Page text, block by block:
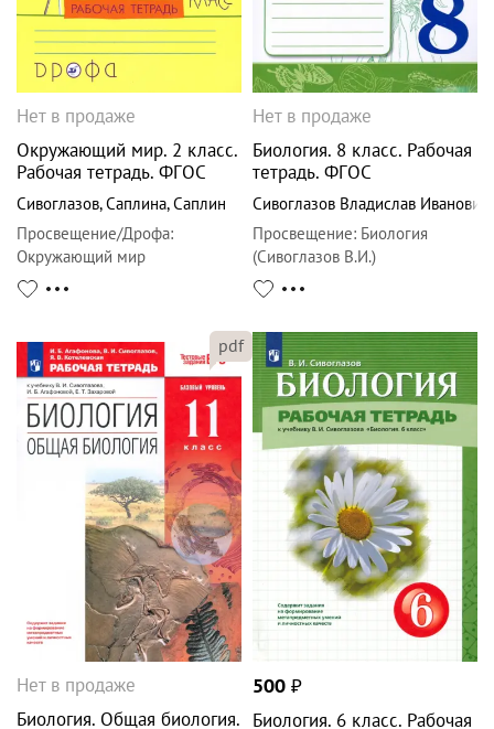
Нет в продаже
Окружающий мир. 2 класс.
Рабочая тетрадь. ФГОС
Сивоглазов,Саплина,Саплин
Просвещение/Дрофа:
Окружающий мир
Нет в продаже
Биология. 8 класс. Рабочая
тетрадь. ФГОС
Сивоглазов Владислав Иванович
Просвещение: Биология
(Сивоглазов В.И.)
pdf
Нет в продаже
Биология. Общая биология.
500 ₽
Биология. 6 класс. Рабочая